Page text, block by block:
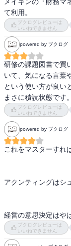
・ペイバック法とい
用少ないらしい。
・ゼロベース予算。
＋○％とかではなく
計画になりがち。
・業績の検証方法（
原価差異を、価格差
れぞのれの差異要因
異・製造原価差異・
て利用。
ブクログレビューは
いいねできません
powered by ブクログ
研修の課題図書で買
いて、気になる言葉
という使い方が良い
まさに積読状態です
ブクログレビューは
いいねできません
powered by ブクログ
これをマスターすれ
アクンティングはシ
経営の意思決定はや
ブクログレビューは
いいねできません